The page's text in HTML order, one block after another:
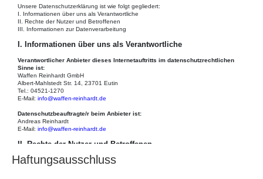
Unsere Datenschutzerklärung ist wie folgt gegliedert:
I. Informationen über uns als Verantwortliche
II. Rechte der Nutzer und Betroffenen
III. Informationen zur Datenverarbeitung
I. Informationen über uns als Verantwortliche
Verantwortlicher Anbieter dieses Internetauftritts im datenschutzrechtlichen
Sinne ist:
Waffen Reinhardt GmbH
Albert-Mahlstedt Str. 14, 23701 Eutin
Tel.: 04521-1270
E-Mail: info@waffen-reinhardt.de
Datenschutzbeauftragte/r beim Anbieter ist:
Andreas Reinhardt
E-Mail: info@waffen-reinhardt.de
II. Rechte der Nutzer und Betroffenen
Mit Blick auf die nachfolgend noch näher beschriebene Datenverarbeitung haben
die Nutzer und Betroffenen das Recht
Haftungsausschluss